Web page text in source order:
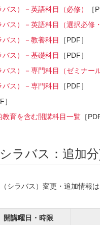
ス）－英語科目（必修）
ス）－英語科目（選択必修
ス）－教養科目
ス）－基礎科目
ス）－専門科目（ゼミナール
ス）－専門科目
教育を含む開講科目一覧
ラバス：追加
シラバス）変更・追加情報
開講曜日・時限